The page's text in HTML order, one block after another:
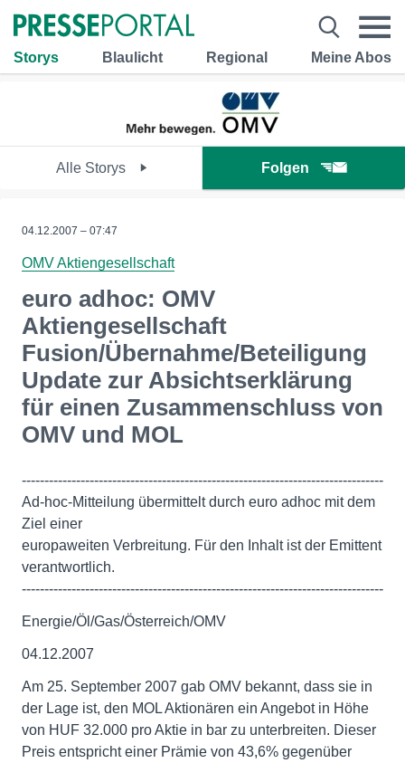
Storys Blaulicht Regional Meine Abos
Alle Storys Folgen
04.12.2007 – 07:47
OMV Aktiengesellschaft
euro adhoc: OMV
Aktiengesellschaft
Fusion/Übernahme/Beteiligung
Update zur Absichtserklärung
für einen Zusammenschluss von
OMV und MOL
--------------------------------------------------------------------------------
Ad-hoc-Mitteilung übermittelt durch euro adhoc mit dem
Ziel einer
europaweiten Verbreitung. Für den Inhalt ist der Emittent
verantwortlich.
--------------------------------------------------------------------------------
Energie/Öl/Gas/Österreich/OMV
04.12.2007
Am 25. September 2007 gab OMV bekannt, dass sie in
der Lage ist, den MOL Aktionären ein Angebot in Höhe
von HUF 32.000 pro Aktie in bar zu unterbreiten. Dieser
Preis entspricht einer Prämie von 43,6% gegenüber